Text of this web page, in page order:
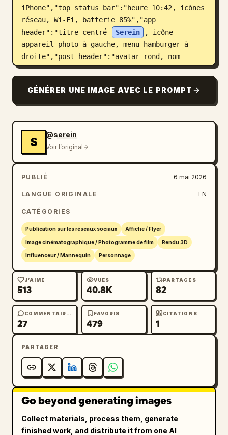
iPhone","top status bar":"heure 10:42, icônes
réseau, Wi-Fi, batterie 85%","app
header":"titre centré
Serein
, icône
appareil photo à gauche, menu hamburger à
droite","post header":"avatar rond, nom
d'utilisateur Serein, localisation Spring
components count":9,"visible UI components":
["barre d'état","icône appareil photo","titre
profil de publication","menu trois
points","ligne de boutons d'engagement","bloc
de légende et hashtags","barre de navigation
inférieure"],"engagement buttons
count":4,"engagement buttons":["cœur rouge
avec 9 876 mentions j'aime","bulle de
partage avec 615","icône de favori avec
1"],"bottom navigation icons count":5,"bottom
navigation icons":
["accueil","recherche","créer plus","bulle de
messages","profil"],"caption text":"
Serein\\n突破界限，走向真实的自己 ✨\\n#突破界
限 #做自己 #BeYourself\\n查看更多 128 则留言
\\n3 小时前 · 翻译年糕
"},"environment inside post":"cour de jardin
ensoleillée avec fleurs, verdure, murs en
violemment brisé autour du sujet alors
qu'elle sort de la
publication","shards":"nombreux fragments de
verre transparent et éclats scintillants
volant dans toutes les directions,
particulièrement sur les bords gauche et
GÉNÉRER UNE IMAGE AVEC LE PROMPT
S
@serein
Voir l’original
PUBLIÉ 6 mai 2026
LANGUE ORIGINALE EN
CATÉGORIES
Publication sur les réseaux sociaux Affiche / Flyer
Image cinématographique / Photogramme de film Rendu 3D
Influenceur / Mannequin Personnage
J’AIME
513
VUES
40.8K
PARTAGES
82
COMMENTAIRES
27
FAVORIS
479
CITATIONS
1
PARTAGER
Go beyond generating images
Collect materials, process them, generate
finished work, and distribute it from one AI